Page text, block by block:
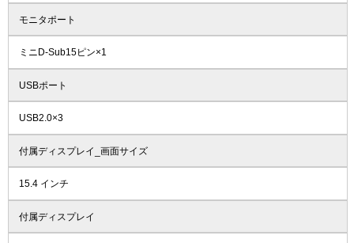
モニタポート
ミニD-Sub15ピン×1
USBポート
USB2.0×3
付属ディスプレイ_画面サイズ
15.4 インチ
付属ディスプレイ